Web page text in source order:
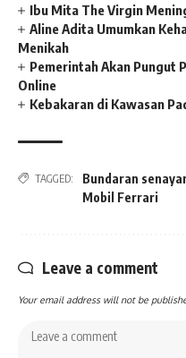
Ibu Mita The Virgin
Aline Adita Umumkan
Menikah
Pemerintah Akan Pungut
Online
Kebakaran di Kawasan
TAGGED: Bundaran
Mobil Ferrari
Leave a comment
Your email address will not be